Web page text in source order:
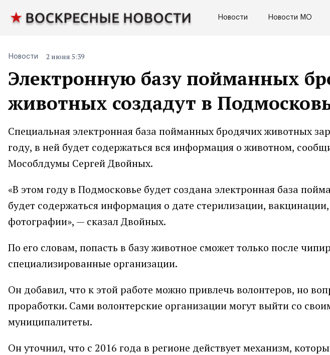
Новости Новости МО
Электронную базу пойманных
животных создадут в
Новости 2 июня 5:39
Специальная электронная база пойманных бродячих животных
году, в ней будет содержаться вся информация о животном,
Мособлдумы Сергей Двойных.
«В этом году в Подмосковье будет создана электронная база
будет содержаться информация о дате стерилизации,
фотографии», — сказал Двойных.
По его словам, попасть в базу животное сможет только после
специализированные организации.
Он добавил, что к этой работе можно привлечь волонтеров, но
проработки. Сами волонтерские организации могут выйти со
муниципалитеты.
Он уточнил, что с 2016 года в регионе действует механизм,